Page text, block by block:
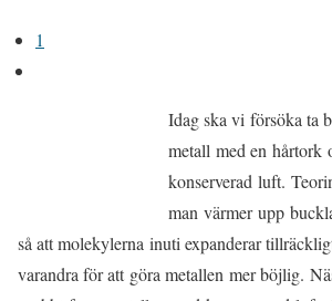
1
Idag ska vi försöka ta
metall med en hårtork
konserverad luft.
man värmer upp
så att molekylerna inuti expanderar
varandra för att göra metallen mer böjlig.